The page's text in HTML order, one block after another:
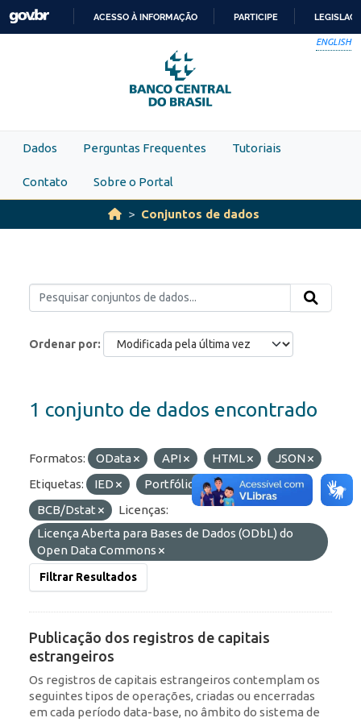
Skip to main content
PARA
O
CONTEÚDO
ACESSO À INFORMAÇÃO PARTICIPE
ENGLISH
Dados Perguntas Frequentes Tutoriais
Contato Sobre o Portal
Conjuntos de dados
Ordenar por
1 conjunto de dados encontrado
Formatos: OData API HTML
JSON
Etiquetas:
IED Portfólio
Organizações:
BCB/Dstat
Licenças:
Licença Aberta para Bases de Dados (ODbL) do
Open Data Commons
Filtrar Resultados
Publicação dos registros de capitais
estrangeiros
Os registros de capitais estrangeiros contemplam os
seguintes tipos de operações, criadas ou encerradas
em cada período data-base, no âmbito do sistema de